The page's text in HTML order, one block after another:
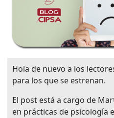
Hola de nuevo a los
para los que se estrenan.
El post está a cargo de
en prácticas de psicología